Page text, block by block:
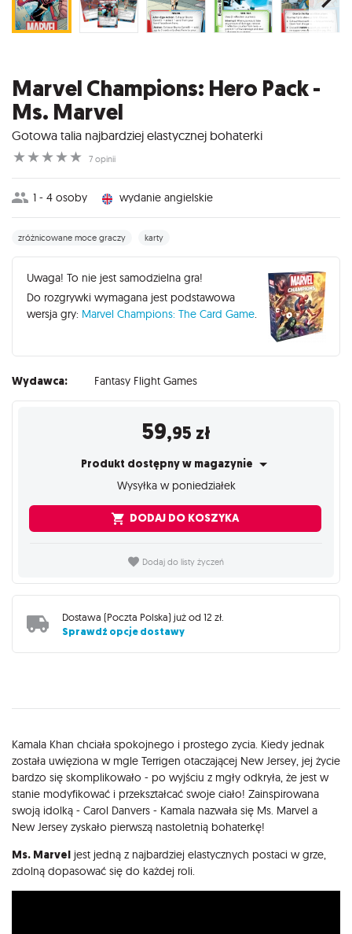
Marvel Champions: Hero Pack -
Ms. Marvel
Gotowa talia najbardziej elastycznej bohaterki
☆
☆
☆
☆
☆ 7 opinii
1 - 4 osoby wydanie angielskie
zróżnicowane moce graczy karty
Uwaga! To nie jest samodzielna gra!
Do rozgrywki wymagana jest podstawowa
wersja gry: Marvel Champions: The Card Game.
Wydawca: Fantasy Flight Games
59,95 zł
Produkt dostępny w magazynie
Wysyłka w poniedziałek
DODAJ DO KOSZYKA
Dodaj do listy życzeń
Dostawa (Poczta Polska) już od 12 zł
Sprawdź opcje dostawy
Opis
Kamala Khan chciała spokojnego i prostego zycia. Kiedy jednak
została uwięziona w mgle Terrigen otaczającej New Jersey, jej życie
bardzo się skomplikowało - po wyjściu z mgły odkryła, że jest w
stanie modyfikować i przekształcać swoje ciało! Zainspirowana
swoją idolką - Carol Danvers - Kamala nazwała się Ms. Marvel a
New Jersey zyskało pierwszą nastoletnią bohaterkę!
Ms. Marvel jest jedną z najbardziej elastycznych postaci w grze,
zdolną dopasować się do każdej roli.